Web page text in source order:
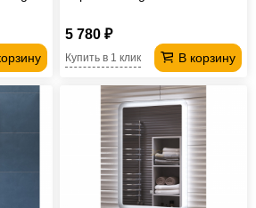
5 780 ₽
В корзину
Купить в 1 клик